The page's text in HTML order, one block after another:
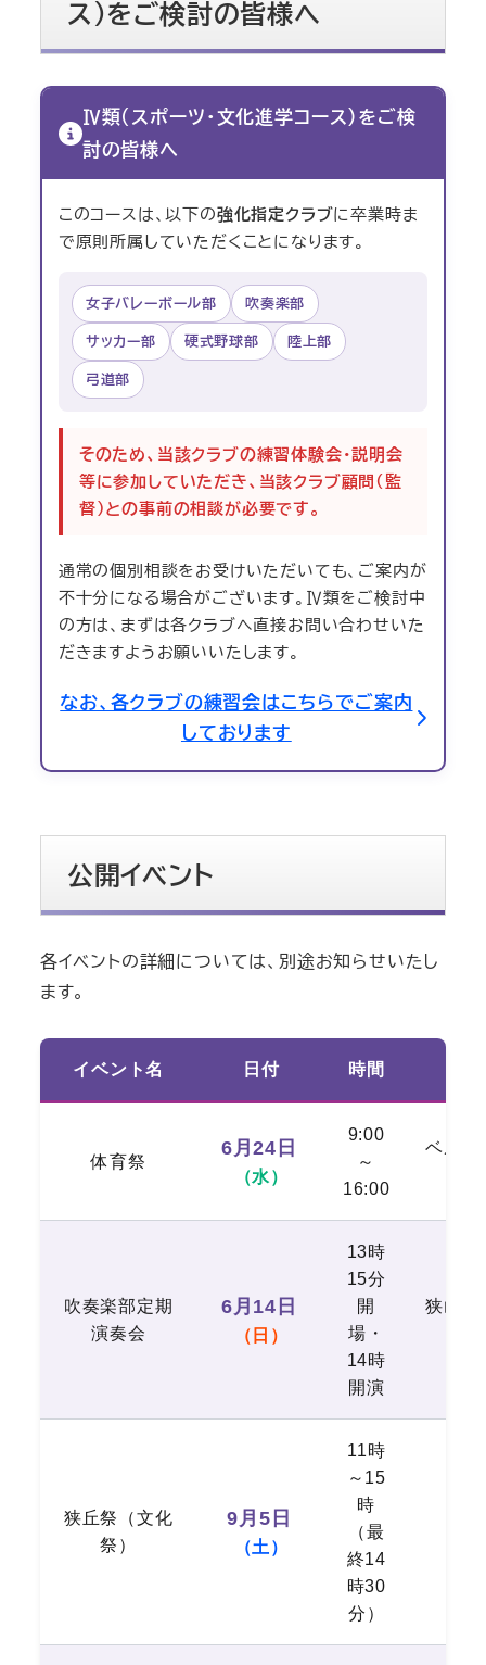
ス）をご検討の皆様へ
Ⅳ類（スポーツ・文化進学コース）をご検
討の皆様へ
このコースは、以下の強化指定クラブに卒業時ま
で原則所属していただくことになります。
女子バレーボール部 吹奏楽部
サッカー部 硬式野球部 陸上部
弓道部
そのため、当該クラブの練習体験会・説明会
等に参加していただき、当該クラブ顧問(監
督)との事前の相談が必要です。
通常の個別相談をお受けいただいても、ご案内が
不十分になる場合がございます。Ⅳ類をご検討中
の方は、まずは各クラブへ直接お問い合わせいた
だきますようお願いいたします。
なお、各クラブの練習会はこちらでご案内
しております
公開イベント
各イベントの詳細については、別途お知らせいたし
ます。
イベント名 日付 時間
体育祭
6月24日
（水）
9:00
～
16:00
ベルー
吹奏楽部定期
演奏会
6月14日
（日）
13時
15分
開
場・
14時
開演
狭山市
狭丘祭（文化
祭）
9月5日
（土）
11時
～15
時
（最
終14
時30
分）